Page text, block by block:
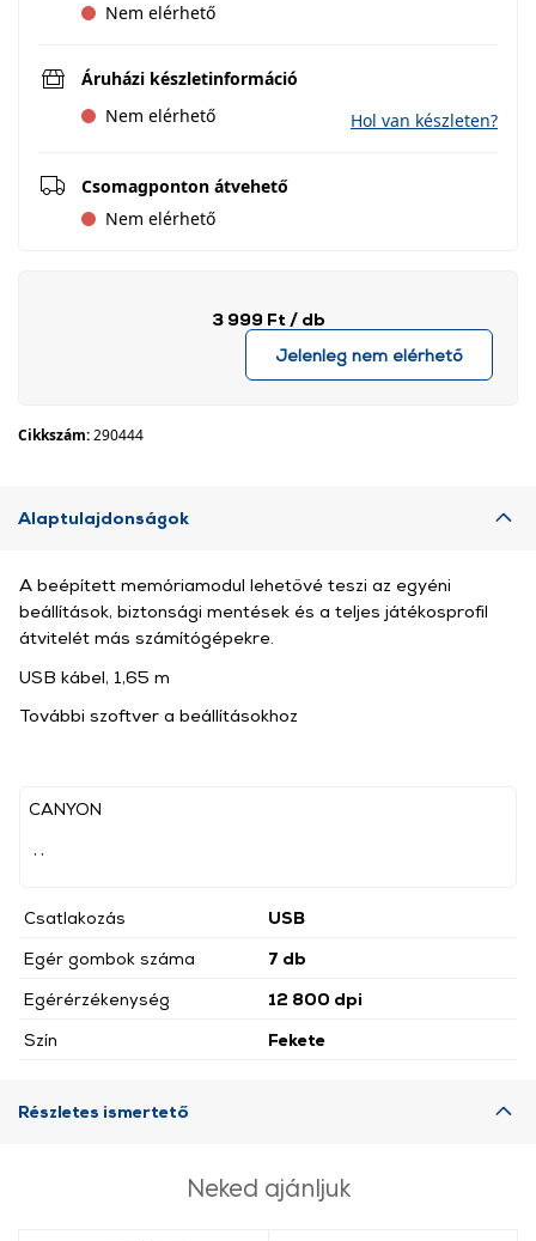
Nem elérhető
Áruházi készletinformáció
Nem elérhető
Hol van készleten?
Csomagponton átvehető
Nem elérhető
3 999 Ft / db
Jelenleg nem elérhető
Cikkszám:290444
Alaptulajdonságok
CANYON
Csatlakozás
USB
Egér gombok száma
7 db
Egérérzékenység
12 800 dpi
Szín
Fekete
A beépített memóriamodul lehetővé teszi az egyéni
beállítások, biztonsági mentések és a teljes játékosprofil
átvitelét más számítógépekre.
USB kábel, 1,65 m
További szoftver a beállításokhoz
Részletes ismertető
Neked ajánljuk